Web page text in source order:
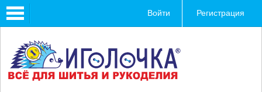
Toggle
navigation
Войти Регистрация